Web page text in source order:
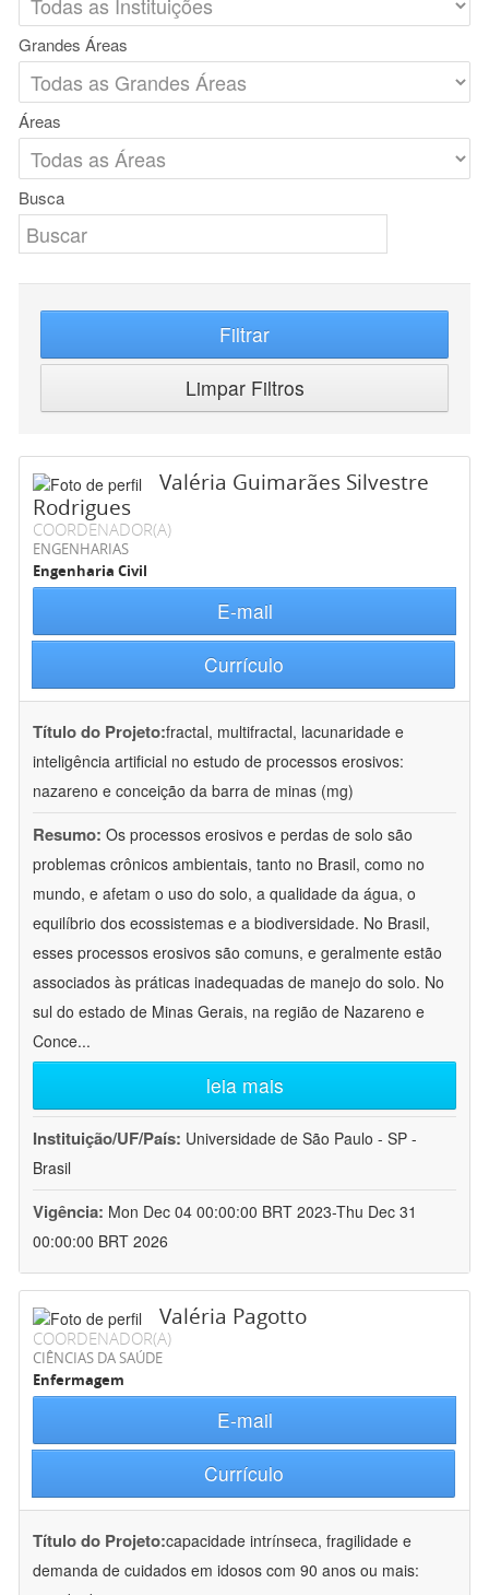
Grandes Áreas
Áreas
Busca
Filtrar
Limpar Filtros
Valéria Guimarães Silvestre
Rodrigues
COORDENADOR(A)
ENGENHARIAS
Engenharia Civil
E-mail
Currículo
Título do Projeto:fractal, multifractal, lacunaridade e
inteligência artificial no estudo de processos erosivos:
nazareno e conceição da barra de minas (mg)
Resumo: Os processos erosivos e perdas de solo são
problemas crônicos ambientais, tanto no Brasil, como no
mundo, e afetam o uso do solo, a qualidade da água, o
equilíbrio dos ecossistemas e a biodiversidade. No Brasil,
esses processos erosivos são comuns, e geralmente estão
associados às práticas inadequadas de manejo do solo. No
sul do estado de Minas Gerais, na região de Nazareno e
Conce...
leia mais
Instituição/UF/País: Universidade de São Paulo - SP -
Brasil
Vigência: Mon Dec 04 00:00:00 BRT 2023-Thu Dec 31
00:00:00 BRT 2026
Valéria Pagotto
COORDENADOR(A)
CIÊNCIAS DA SAÚDE
Enfermagem
E-mail
Currículo
Título do Projeto:capacidade intrínseca, fragilidade e
demanda de cuidados em idosos com 90 anos ou mais: